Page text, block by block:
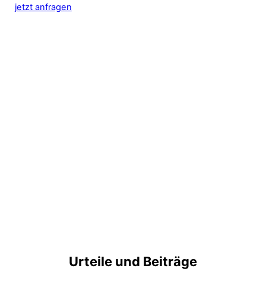
jetzt anfragen
Urteile und Beiträge